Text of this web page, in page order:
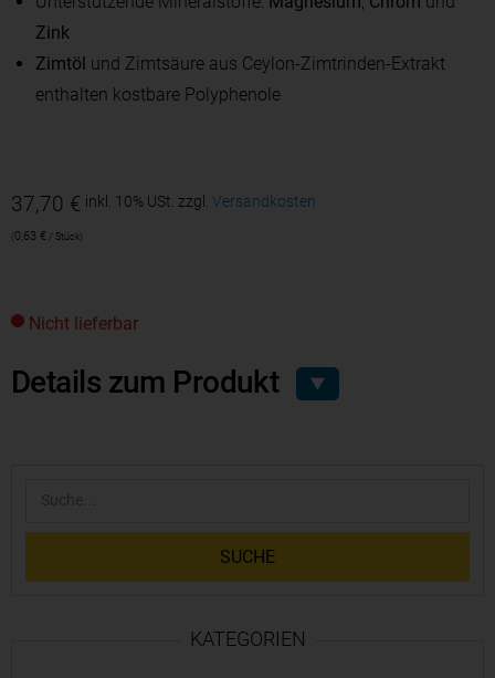
Zink
Zimtöl und Zimtsäure aus Ceylon-Zimtrinden-Extrakt
enthalten kostbare Polyphenole
37,70 € inkl. 10% USt. zzgl. Versandkosten
0,63 € / Stück
Nicht lieferbar
Details zum Produkt ▼
SUCHE
KATEGORIEN